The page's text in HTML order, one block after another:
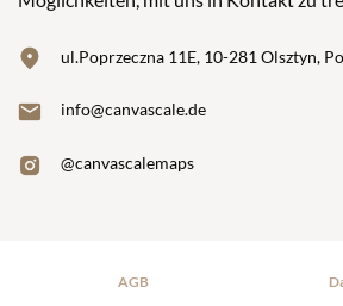
ul.Poprzeczna 11E, 10-281 Olsztyn,
info@canvascale.de
@canvascalemaps
AGB